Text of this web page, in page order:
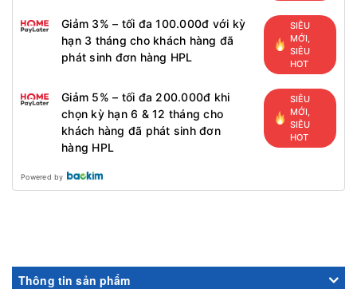
Giảm 3% – tối đa 100.000đ với kỳ
hạn 3 tháng cho khách hàng đã
phát sinh đơn hàng HPL
SIÊU
MỚI,
SIÊU
HOT
Giảm 5% – tối đa 200.000đ khi
chọn kỳ hạn 6 & 12 tháng cho
khách hàng đã phát sinh đơn
hàng HPL
SIÊU
MỚI,
SIÊU
HOT
Powered by
Thông tin sản phẩm